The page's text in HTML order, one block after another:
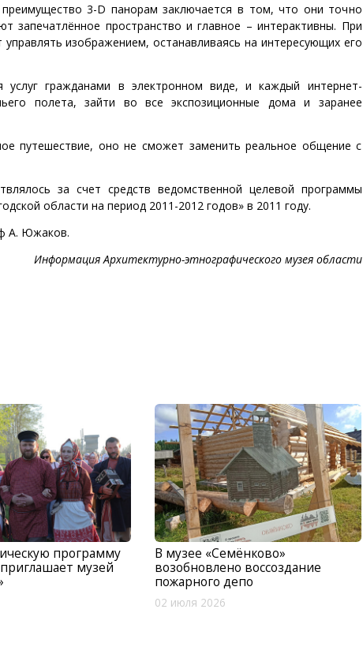
3-D панорам заключается в том, что они точно
запечатлённое пространство и главное – интерактивны. При
изображением, останавливаясь на интересующих его
гражданами в электронном виде, и каждый интернет-
полета, зайти во все экспозиционные дома и заранее
путешествие, оно не сможет заменить реальное общение с
за счет средств ведомственной целевой программы
области на период 2011-2012 годов» в 2011 году.
А. Южаков.
Информация Архитектурно-этнографического музея области
программу
музей
В музее «Семёнково»
возобновлено воссоздание
пожарного депо
02 июля 2026